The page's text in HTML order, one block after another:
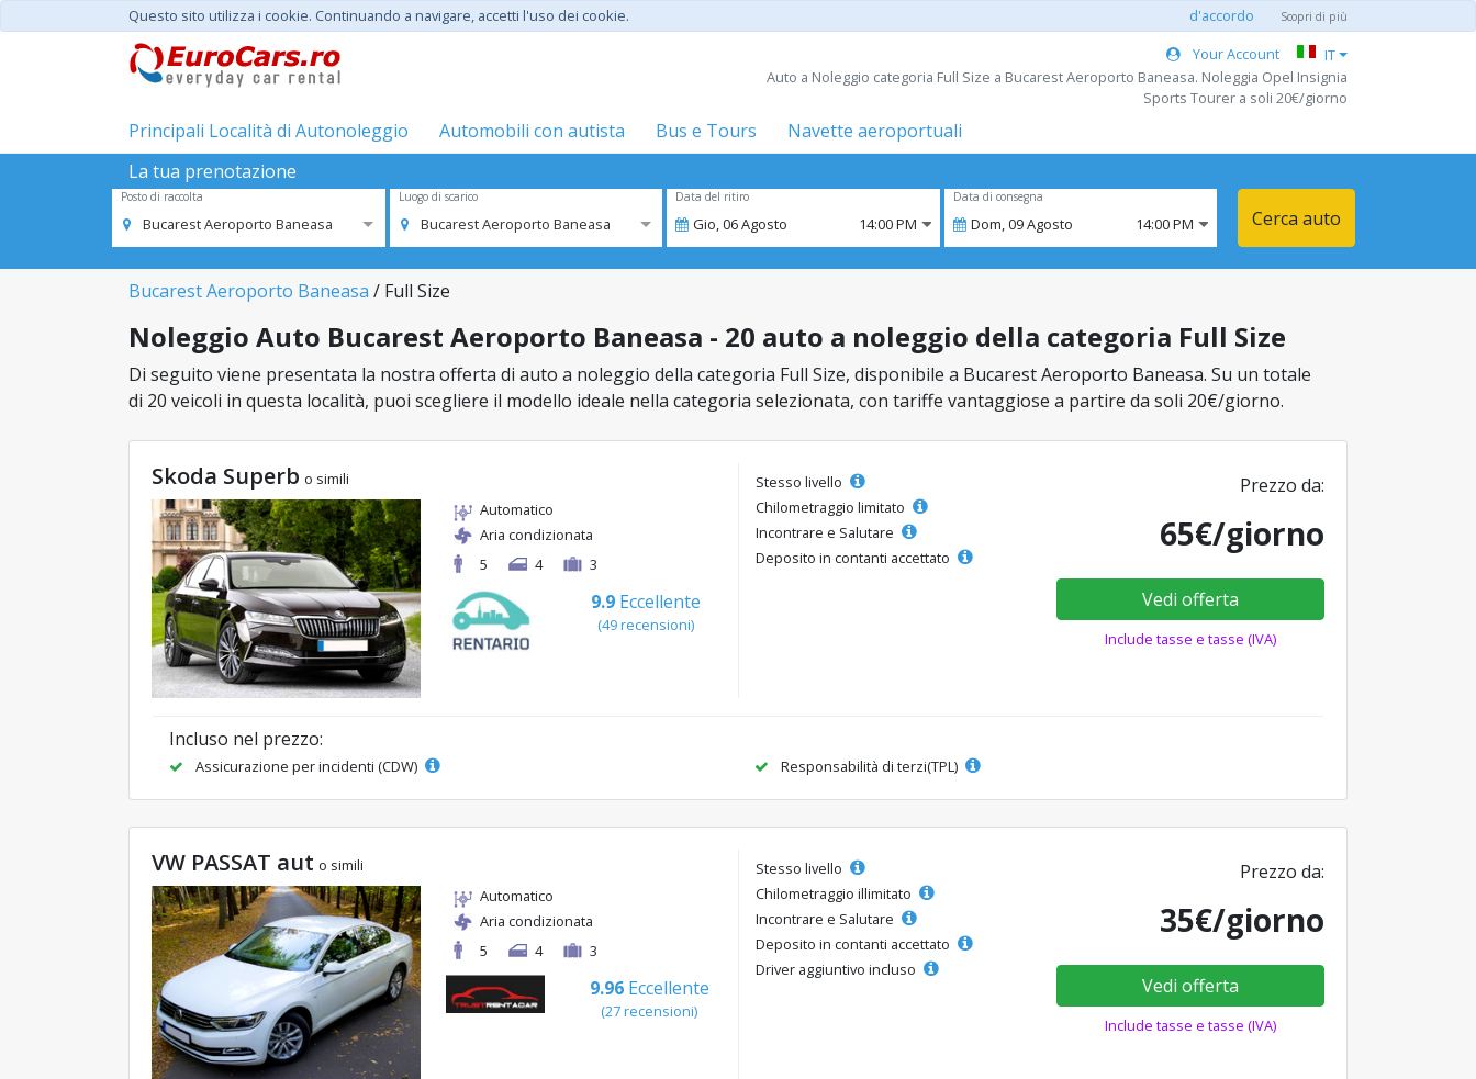
Questo sito utilizza i cookie. Continuando a navigare, accetti l'uso dei cookie. d'accordo Scopri di più
Your Account
IT
Auto a Noleggio categoria Full Size a Bucarest Aeroporto Baneasa. Noleggia Opel Insignia
Sports Tourer a soli 20€/giorno
Principali Località di Autonoleggio Automobili con autista Bus e Tours
Navette aeroportuali
La tua prenotazione
Posto di raccolta
Bucarest Aeroporto Baneasa
Luogo di scarico
Bucarest Aeroporto Baneasa
Data del ritiro
Gio,06Agosto 14:00 PM
Data di consegna
Dom,09Agosto 14:00 PM Cerca auto
Bucarest Aeroporto Baneasa / Full Size
Noleggio Auto Bucarest Aeroporto Baneasa - 20 auto a noleggio della categoria Full Size
Di seguito viene presentata la nostra offerta di auto a noleggio della categoria Full Size, disponibile a Bucarest Aeroporto Baneasa. Su un totale
di 20 veicoli in questa località, puoi scegliere il modello ideale nella categoria selezionata, con tariffe vantaggiose a partire da soli 20€/giorno.
Skoda Superb o simili
Automatico
Aria condizionata
5
4 3
9.9 Eccellente
(49 recensioni)
Stesso livello
Chilometraggio limitato
Incontrare e Salutare
Deposito in contanti accettato
Prezzo da:
65€/giorno
Vedi offerta
Include tasse e tasse (IVA)
Incluso nel prezzo:
Assicurazione per incidenti (CDW) Responsabilità di terzi(TPL)
VW PASSAT aut o simili
Automatico
Aria condizionata
5
4 3
9.96 Eccellente
(27 recensioni)
Stesso livello
Chilometraggio illimitato
Incontrare e Salutare
Deposito in contanti accettato
Driver aggiuntivo incluso
Prezzo da:
35€/giorno
Vedi offerta
Include tasse e tasse (IVA)